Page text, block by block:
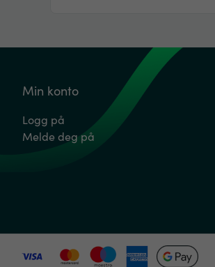
Min konto
Logg på
Melde deg på